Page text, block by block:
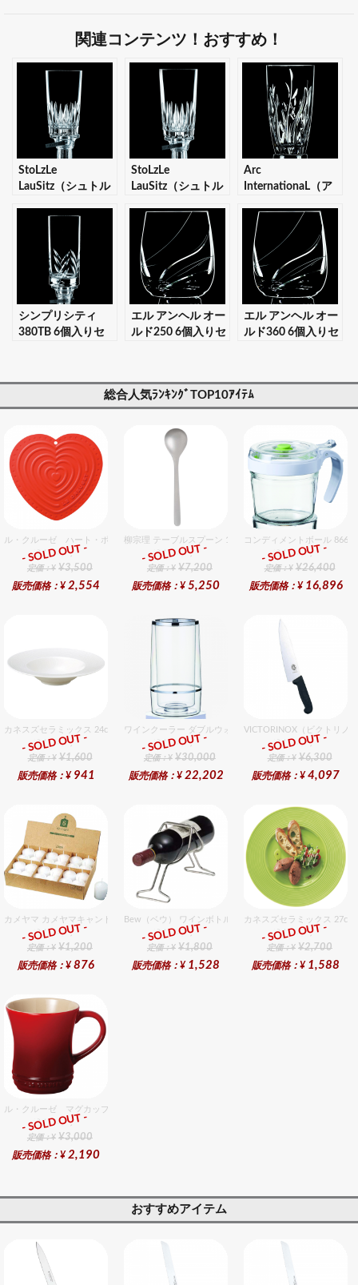
関連コンテンツ！おすすめ！
StoLzLe
LauSitz（シュトル
ツ） オレコカット
280TB 6個入りセ
ット 【ギフト・プ
レゼント対応可】
StoLzLe
LauSitz（シュトル
ツ） オレコカット
320TB 6個入りセ
ット 【ギフト・プ
レゼント対応可】
Arc
InternationaL（ア
ショナル） カサン
ドラ 380タンブラ
ー 6個入りセット
【ギフト・プレゼ
ント対応可】
シンプリシティ
380TB 6個入りセ
エル アンヘル オー
ルド250 6個入りセ
エル アンヘル オー
ルド360 6個入りセ
総合人気ﾗﾝｷﾝｸﾞTOP10ｱｲﾃﾑ
ル・クルーゼ ハート・ポット・ホルダー チェリーレッド
総合ﾗﾝｷﾝｸﾞ
定価：¥ ¥3,500
販売価格：¥ 2,554
- SOLD OUT -
柳宗理 テーブルスプーン 12個入りセット
総合ﾗﾝｷﾝｸﾞ
定価：¥ ¥7,200
販売価格：¥ 5,250
- SOLD OUT -
コンディメントボール 8660
総合ﾗﾝｷﾝｸﾞ
定価：¥ ¥26,400
販売価格：¥ 16,896
- SOLD OUT -
カネスズセラミックス 24cmスープ
総合ﾗﾝｷﾝｸﾞ
定価：¥ ¥1,600
販売価格：¥ 941
- SOLD OUT -
ワインクーラー ダブルウォール 12個入りセット
総合ﾗﾝｷﾝｸﾞ
定価：¥ ¥30,000
販売価格：¥ 22,202
- SOLD OUT -
VICTORINOX（ビクトリ
総合ﾗﾝｷﾝｸﾞ
定価：¥ ¥6,300
販売価格：¥ 4,097
- SOLD OUT -
カメヤマ カメヤマキャンドルローソク （24入）
総合ﾗﾝｷﾝｸﾞ
定価：¥ ¥1,200
販売価格：¥ 876
- SOLD OUT -
Bew（ベウ） ワインボトルラック L
総合ﾗﾝｷﾝｸﾞ
定価：¥ ¥1,800
販売価格：¥ 1,528
- SOLD OUT -
カネスズセラミックス
総合ﾗﾝｷﾝｸﾞ
定価：¥ ¥2,700
販売価格：¥ 1,588
- SOLD OUT -
ル・クルーゼ マグカップ S チェリーレッド
総合ﾗﾝｷﾝｸﾞ
定価：¥ ¥3,000
販売価格：¥ 2,190
- SOLD OUT -
おすすめアイテム